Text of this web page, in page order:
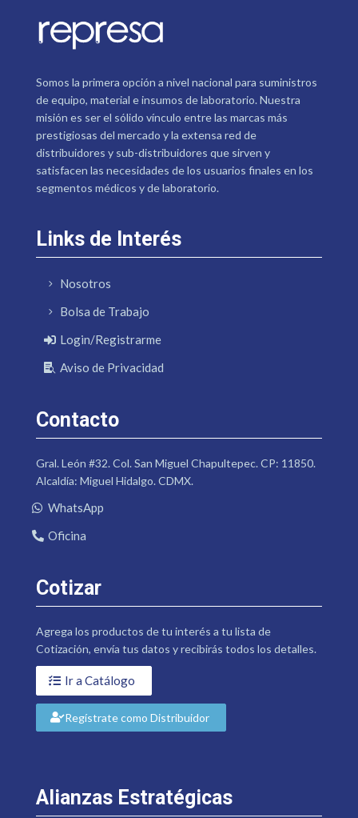
Somos la primera opción a nivel nacional para suministros
de equipo, material e insumos de laboratorio. Nuestra
misión es ser el sólido vínculo entre las marcas más
prestigiosas del mercado y la extensa red de
distribuidores y sub-distribuidores que sirven y
satisfacen las necesidades de los usuarios finales en los
segmentos médicos y de laboratorio.
Links de Interés
Nosotros
Bolsa de Trabajo
Login/Registrarme
Aviso de Privacidad
Contacto
Gral. León #32. Col. San Miguel Chapultepec. CP: 11850.
Alcaldía: Miguel Hidalgo. CDMX.
WhatsApp
Oficina
Cotizar
Agrega los productos de tu interés a tu lista de
Cotización, envía tus datos y recibirás todos los detalles.
Ir a Catálogo
Regístrate como Distribuidor
Alianzas Estratégicas